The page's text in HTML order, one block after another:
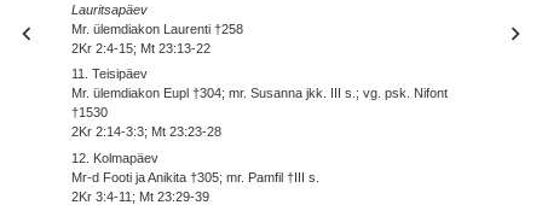
Lauritsapäev
Mr. ülemdiakon Laurenti †258
2Kr 2:4-15; Mt 23:13-22
11. Teisipäev
Mr. ülemdiakon Eupl †304; mr. Susanna jkk. III s.; vg. psk. Nifont
†1530
2Kr 2:14-3:3; Mt 23:23-28
12. Kolmapäev
Mr-d Footi ja Anikita †305; mr. Pamfil †III s.
2Kr 3:4-11; Mt 23:29-39